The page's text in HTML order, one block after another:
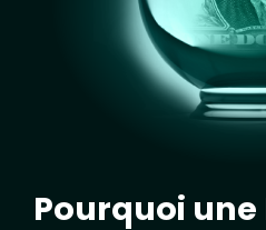
Pourquoi une